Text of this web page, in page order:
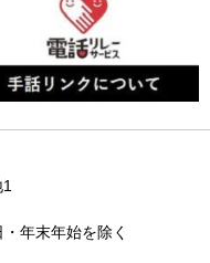
年末年始を除く